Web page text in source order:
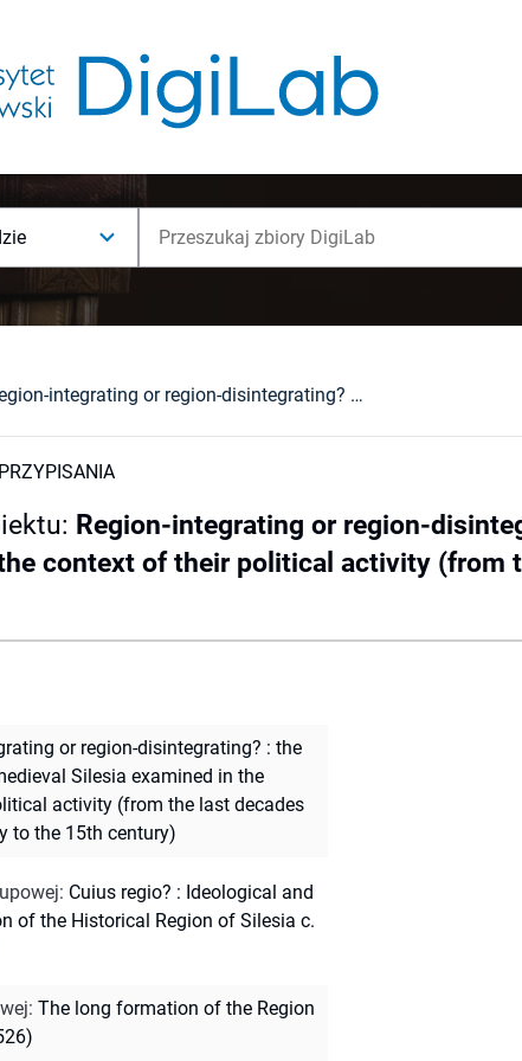
Region-integrating or region-disintegrating? : the social groups of medieval Silesia examined in the context of their political activity (from the last decades of the 12th century to the 15th century)
: Region-integrating or region-
context of their political activity (from
or region-disintegrating? : the
Silesia examined in the
activity (from the last decades
to the 15th century)
: Cuius regio? : Ideological and
of the Historical Region of Silesia c.
: The long formation of the Region